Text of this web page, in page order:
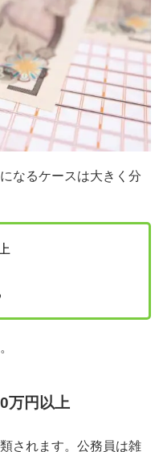
なるケースは大きく分
万円以上
されます。公務員は雑